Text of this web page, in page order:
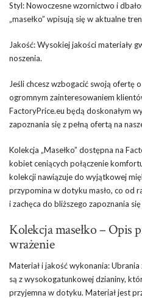
Styl: Nowoczesne wzornictwo i
„masełko” wpisują się w aktualne
Jakość: Wysokiej jakości materiały
noszenia.
Jeśli chcesz wzbogacić swoją ofertę
ogromnym zainteresowaniem
FactoryPrice.eu będą doskonałym
zapoznania się z pełną ofertą na
Kolekcja „Masełko” dostępna na
kobiet ceniących połączenie
kolekcji nawiązuje do wyjątkowej
przypomina w dotyku masło, co od
i zachęca do bliższego zapoznania
Kolekcja masełko – Opis
wrażenie
Materiał i jakość wykonania: Ubrania
są z wysokogatunkowej dzianiny,
przyjemna w dotyku. Materiał jest